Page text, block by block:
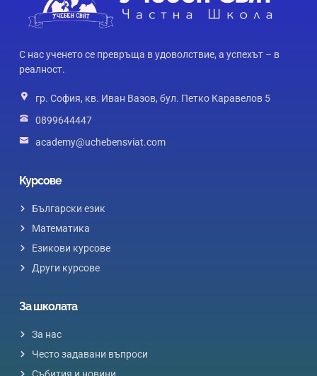
С нас ученето се превръща в удоволствие, а успехът – в
реалност.
гр. София, кв. Иван Вазов, бул. Петко Каравелов 5
0899644447
academy@uchebensviat.com
Курсове
Български език
Математика
Езикови курсове
Други курсове
За школата
За нас
Често задавани въпроси